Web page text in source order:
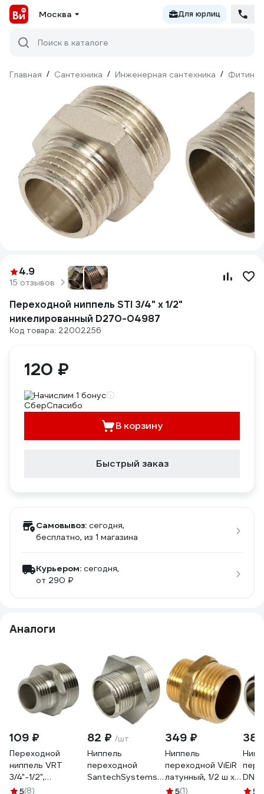
Москва Для юрлиц
Поиск в каталоге
Главная / Сантехника / Инженерная сантехника / Фитинги
4.9
15 отзывов
Переходной ниппель STI 3/4" х 1/2"
никелированный D270-04987
Код товара: 22002256
120 ₽
Начислим 1 бонус
В корзину
Быстрый заказ
Самовывоз: сегодня,
бесплатно, из 1 магазина
Курьером: сегодня,
от 290 ₽
Аналоги
109 ₽
Переходной
ниппель VRT
3/4"-1/2",
наружная/
5(8)
82 ₽ /шт
Ниппель
переходной
SantechSystems
349 ₽
Ниппель
переходной ViEiR
латунный, 1/2 ш x
11/2 ш (две
5(1)
3/ 5